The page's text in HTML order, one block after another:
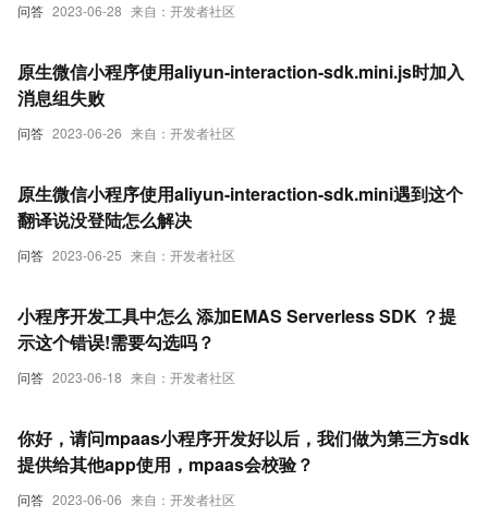
问答 2023-06-28 来自：开发者社区
问答 2023-06-26 来自：开发者社区
原生微信小程序使用aliyun-interaction-sdk.mini.js时加入
消息组失败
问答 2023-06-25 来自：开发者社区
原生微信小程序使用aliyun-interaction-sdk.mini遇到这个
翻译说没登陆怎么解决
问答 2023-06-18 来自：开发者社区
小程序开发工具中怎么 添加EMAS Serverless SDK ？提
示这个错误!需要勾选吗？
问答 2023-06-06 来自：开发者社区
你好，请问mpaas小程序开发好以后，我们做为第三方sdk
提供给其他app使用，mpaas会校验？